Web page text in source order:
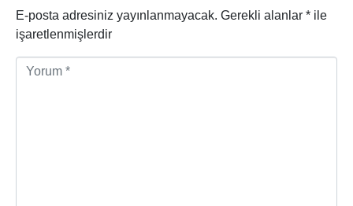
E-posta adresiniz yayınlanmayacak. Gerekli alanlar * ile
işaretlenmişlerdir